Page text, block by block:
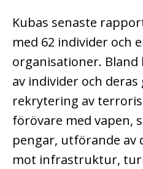
Kubas senaste
med 62 individer och
organisationer.
av individer och
rekrytering av
förövare med vapen,
pengar, utförande av
mot infrastruktur,